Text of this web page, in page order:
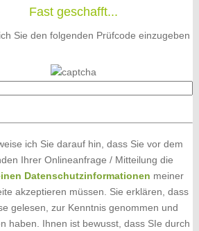
Fast geschafft...
Sie den folgenden Prüfcode einzugeben
ich Sie darauf hin, dass Sie vor dem
Ihrer Onlineanfrage / Mitteilung die
Datenschutzinformationen meiner
akzeptieren müssen. Sie erklären, dass
gelesen, zur Kenntnis genommen und
haben. Ihnen ist bewusst, dass SIe durch